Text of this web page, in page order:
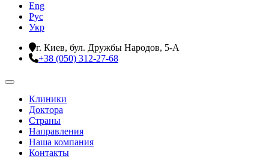
Eng
Рус
Укр
г. Киев, бул. Дружбы Народов, 5-А
+38 (050) 312-27-68
Клиники
Доктора
Страны
Направления
Наша компания
Контакты